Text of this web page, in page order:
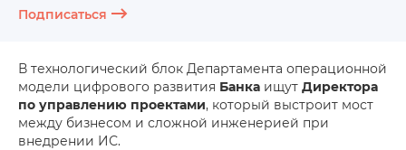
Подписаться
В технологический блок Департамента операционной
модели цифрового развития Банка ищут Директора
по управлению проектами, который выстроит мост
между бизнесом и сложной инженерией при
внедрении ИС.